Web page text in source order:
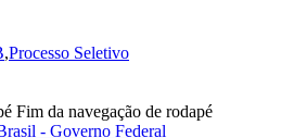
,Processo Seletivo
Fim da navegação de rodapé